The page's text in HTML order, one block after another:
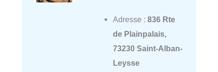
Adresse : 836 Rte
de Plainpalais,
73230 Saint-Alban-
Leysse